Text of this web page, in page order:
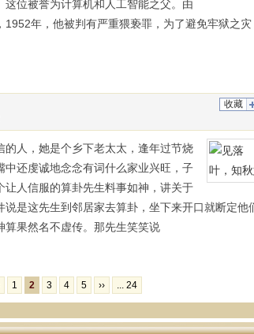
位被誉为计算机和人工智能之父。由
1952年，他被判有严重猥亵罪，为了避免牢狱之灾
收藏
人，她是个乡下老太太，逢年过节烧
中还虔诚地念念有词什么家业兴旺，子
让人信服的算卦先生料事如神，讲关于
说是这先生到邻居家去算卦，坐下来开口就断定他
算果然名不虚传。那先生笑笑说
1 2 3 4 5 ›› ... 24